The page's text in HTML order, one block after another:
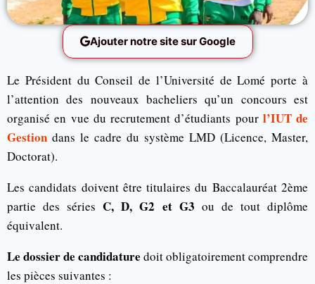
Ajouter notre site sur Google
Le Président du Conseil de l’Université de Lomé porte à
l’attention des nouveaux bacheliers qu’un concours est
organisé en vue du recrutement d’étudiants pour l’IUT de
Gestion dans le cadre du système LMD (Licence, Master,
Doctorat).
Les candidats doivent être titulaires du Baccalauréat 2ème
partie des sériesC, D, G2 et G3 ou de tout diplôme
équivalent.
Le dossier de candidature doit obligatoirement comprendre
les pièces suivantes :